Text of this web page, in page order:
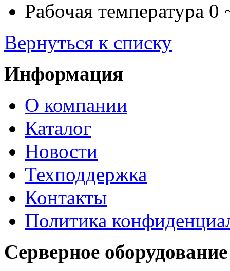
Рабочая температура 0
Вернуться к списку
Информация
О компании
Каталог
Новости
Техподдержка
Контакты
Политика
Серверное оборудование